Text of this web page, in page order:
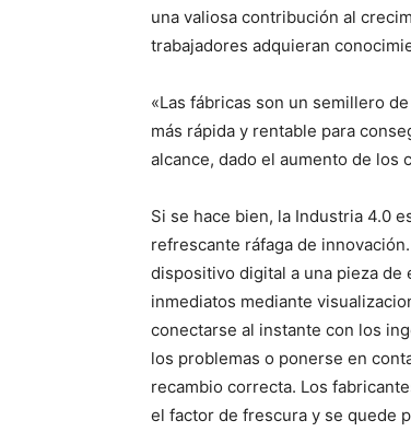
una valiosa contribución al
trabajadores adquieran
«Las fábricas son un semillero
más rápida y rentable para
alcance, dado el aumento de los
Si se hace bien, la Industria 4.0
refrescante ráfaga de
dispositivo digital a una pieza
inmediatos mediante
conectarse al instante con los
los problemas o ponerse en
recambio correcta. Los
el factor de frescura y se quede